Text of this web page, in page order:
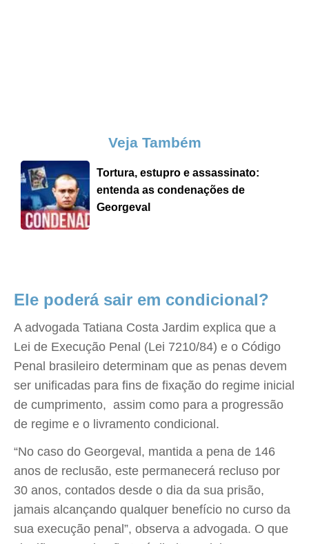
Veja Também
Tortura, estupro e assassinato:
entenda as condenações de
Georgeval
Ele poderá sair em condicional?
A advogada Tatiana Costa Jardim explica que a
Lei de Execução Penal (Lei 7210/84) e o Código
Penal brasileiro determinam que as penas devem
ser unificadas para fins de fixação do regime inicial
de cumprimento, assim como para a progressão
de regime e o livramento condicional.
“No caso do Georgeval, mantida a pena de 146
anos de reclusão, este permanecerá recluso por
30 anos, contados desde o dia da sua prisão,
jamais alcançando qualquer benefício no curso da
sua execução penal”, observa a advogada. O que